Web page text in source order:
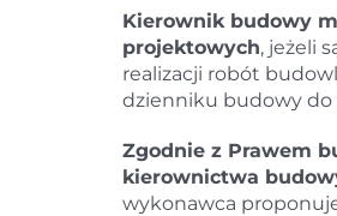
Kierownik budowy
projektowych, jeżeli
realizacji robót
dzienniku budowy do
Zgodnie z Prawem
kierownictwa
wykonawca